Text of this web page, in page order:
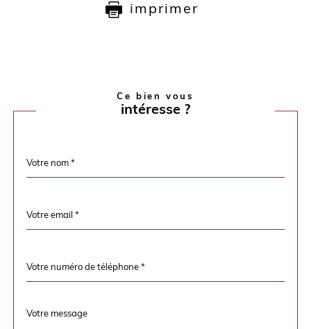
imprimer
Ce bien vous
intéresse ?
Fieldset
par
Nom
*
email
*
Téléphone
*
Fieldset
Message